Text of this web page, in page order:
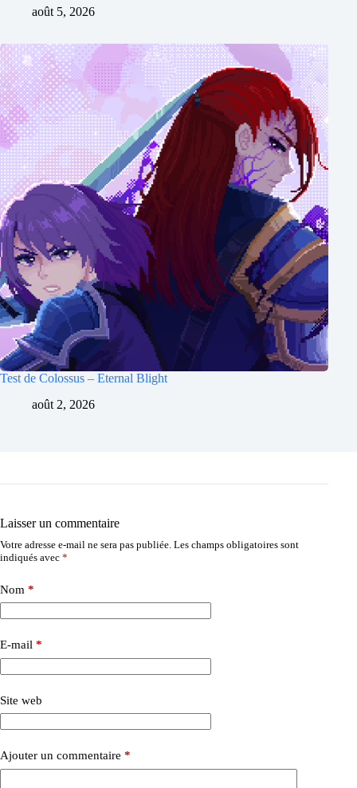
août 5, 2026
Test de Colossus – Eternal Blight
août 2, 2026
Laisser un commentaire
Votre adresse e-mail ne sera pas publiée. Les champs obligatoires sont
indiqués avec *
Nom *
E-mail *
Site web
Ajouter un commentaire *